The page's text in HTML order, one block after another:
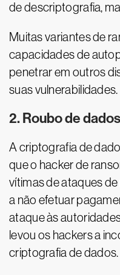
de descriptografia,
Muitas variantes de
capacidades de
penetrar em outros
suas vulnerabilidades.
2. Roubo de dados
A criptografia de
que o hacker de
vítimas de ataques
a não efetuar
ataque às
levou os hackers a
criptografia de dados.